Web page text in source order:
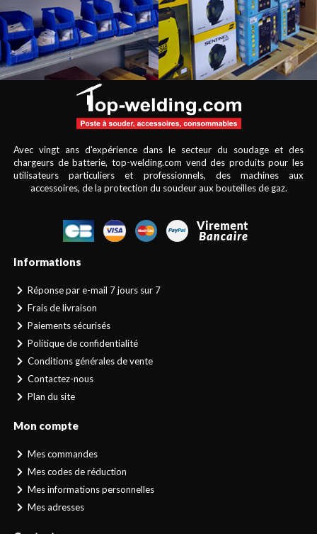
Avec vingt ans d'expérience dans le secteur du soudage et des
chargeurs de batterie, top-welding.com vend des produits pour les
utilisateurs particuliers et professionnels, des machines aux
accessoires, de la protection du soudeur aux bouteilles de gaz.
Informations
Réponse par e-mail 7 jours sur 7
Frais de livraison
Paiements sécurisés
Politique de confidentialité
Conditions générales de vente
Contactez-nous
Plan du site
Mon compte
Mes commandes
Mes codes de réduction
Mes informations personnelles
Mes adresses